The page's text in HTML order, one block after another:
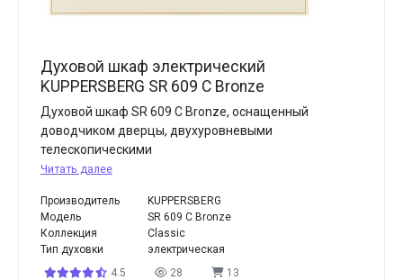
Духовой шкаф электрический
KUPPERSBERG SR 609 C Bronze
Духовой шкаф SR 609 C Bronze, оснащенный
доводчиком дверцы, двухуровневыми
телескопическими
Читать далее
Производитель
KUPPERSBERG
Модель
SR 609 C Bronze
Коллекция
Classic
Тип духовки
электрическая
4.5
28 13